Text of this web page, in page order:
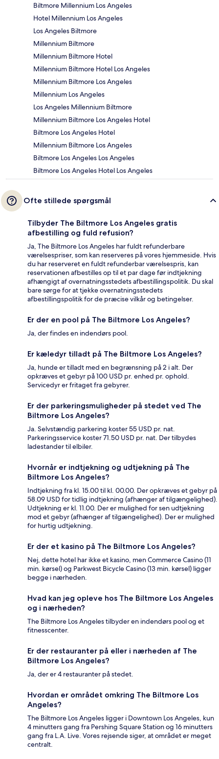
Biltmore Millennium Los Angeles
Hotel Millennium Los Angeles
Los Angeles Biltmore
Millennium Biltmore
Millennium Biltmore Hotel
Millennium Biltmore Hotel Los Angeles
Millennium Biltmore Los Angeles
Millennium Los Angeles
Los Angeles Millennium Biltmore
Millennium Biltmore Los Angeles Hotel
Biltmore Los Angeles Hotel
Millennium Biltmore Los Angeles
Biltmore Los Angeles Los Angeles
Biltmore Los Angeles Hotel Los Angeles
Ofte stillede spørgsmål
Tilbyder The Biltmore Los Angeles gratis
afbestilling og fuld refusion?
Ja, The Biltmore Los Angeles har fuldt refunderbare
værelsespriser, som kan reserveres på vores hjemmeside. Hvis
du har reserveret en fuldt refunderbar værelsespris, kan
reservationen afbestilles op til et par dage før indtjekning
afhængigt af overnatningsstedets afbestillingspolitik. Du skal
bare sørge for at tjekke overnatningsstedets
afbestillingspolitik for de præcise vilkår og betingelser.
Er der en pool på The Biltmore Los Angeles?
Ja, der findes en indendørs pool.
Er kæledyr tilladt på The Biltmore Los Angeles?
Ja, hunde er tilladt med en begrænsning på 2 i alt. Der
opkræves et gebyr på 100 USD pr. enhed pr. ophold.
Servicedyr er fritaget fra gebyrer.
Er der parkeringsmuligheder på stedet ved The
Biltmore Los Angeles?
Ja. Selvstændig parkering koster 55 USD pr. nat.
Parkeringsservice koster 71.50 USD pr. nat. Der tilbydes
ladestander til elbiler.
Hvornår er indtjekning og udtjekning på The
Biltmore Los Angeles?
Indtjekning fra kl. 15.00 til kl. 00.00. Der opkræves et gebyr på
58.09 USD for tidlig indtjekning (afhænger af tilgængelighed).
Udtjekning er kl. 11.00. Der er mulighed for sen udtjekning
mod et gebyr (afhænger af tilgængelighed). Der er mulighed
for hurtig udtjekning.
Er der et kasino på The Biltmore Los Angeles?
Nej, dette hotel har ikke et kasino, men Commerce Casino (11
min. kørsel) og Parkwest Bicycle Casino (13 min. kørsel) ligger
begge i nærheden.
Hvad kan jeg opleve hos The Biltmore Los Angeles
og i nærheden?
The Biltmore Los Angeles tilbyder en indendørs pool og et
fitnesscenter.
Er der restauranter på eller i nærheden af The
Biltmore Los Angeles?
Ja, der er 4 restauranter på stedet.
Hvordan er området omkring The Biltmore Los
Angeles?
The Biltmore Los Angeles ligger i Downtown Los Angeles, kun
4 minutters gang fra Pershing Square Station og 16 minutters
gang fra L.A. Live. Vores rejsende siger, at området er meget
centralt.